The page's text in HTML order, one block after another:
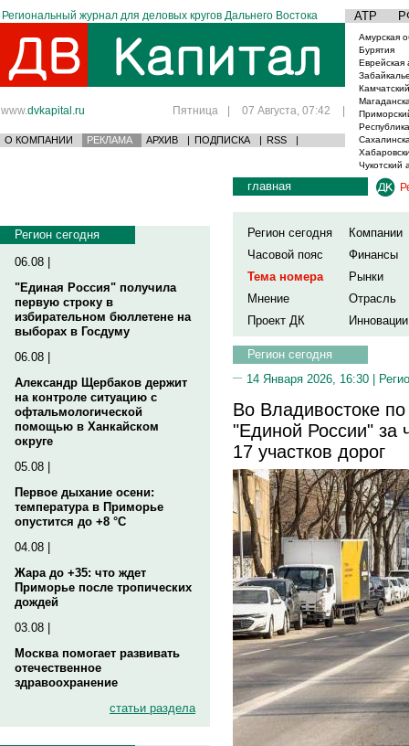
Региональный журнал для деловых кругов Дальнего Востока АТР
www.dvkapital.ru Пятница | 07 Августа, 07:42 |
О КОМПАНИИ РЕКЛАМА АРХИВ | ПОДПИСКА | RSS |
Амурская
Бурятия
Еврейская
Чукотский
Регион сегодня
06.08 |
"Единая Россия" получила
первую строку в
избирательном бюллетене на
выборах в Госдуму
06.08 |
Александр Щербаков держит
на контроле ситуацию с
офтальмологической
помощью в Ханкайском
округе
05.08 |
Первое дыхание осени:
температура в Приморье
опустится до +8 °C
04.08 |
Жара до +35: что ждет
Приморье после тропических
дождей
03.08 |
Москва помогает развивать
отечественное
здравоохранение
статьи раздела
главная
Регион сегодня
Компании
Часовой пояс
Финансы
Тема номера
Рынки
Мнение
Отрасль
Проект ДК
Инновации
Регион сегодня
14 Января 2026, 16:30 |
Во Владивостоке
"Единой России" за
17 участков дорог